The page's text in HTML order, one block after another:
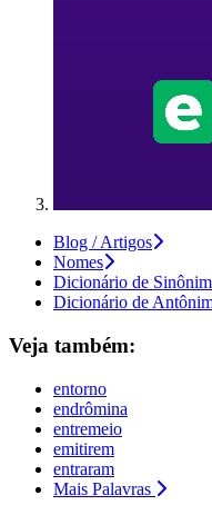
Blog / Artigos
Nomes
Dicionário de
Dicionário de
Veja também:
entorno
endrômina
entremeio
emitirem
entraram
Mais Palavras